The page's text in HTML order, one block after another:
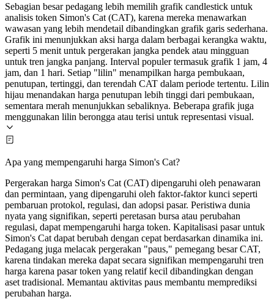
Sebagian besar pedagang lebih memilih grafik candlestick untuk
analisis token Simon's Cat (CAT), karena mereka menawarkan
wawasan yang lebih mendetail dibandingkan grafik garis sederhana.
Grafik ini menunjukkan aksi harga dalam berbagai kerangka waktu,
seperti 5 menit untuk pergerakan jangka pendek atau mingguan
untuk tren jangka panjang. Interval populer termasuk grafik 1 jam, 4
jam, dan 1 hari. Setiap "lilin" menampilkan harga pembukaan,
penutupan, tertinggi, dan terendah CAT dalam periode tertentu. Lilin
hijau menandakan harga penutupan lebih tinggi dari pembukaan,
sementara merah menunjukkan sebaliknya. Beberapa grafik juga
menggunakan lilin berongga atau terisi untuk representasi visual.
Apa yang mempengaruhi harga Simon's Cat?
Pergerakan harga Simon's Cat (CAT) dipengaruhi oleh penawaran
dan permintaan, yang dipengaruhi oleh faktor-faktor kunci seperti
pembaruan protokol, regulasi, dan adopsi pasar. Peristiwa dunia
nyata yang signifikan, seperti peretasan bursa atau perubahan
regulasi, dapat mempengaruhi harga token. Kapitalisasi pasar untuk
Simon's Cat dapat berubah dengan cepat berdasarkan dinamika ini.
Pedagang juga melacak pergerakan "paus," pemegang besar CAT,
karena tindakan mereka dapat secara signifikan mempengaruhi tren
harga karena pasar token yang relatif kecil dibandingkan dengan
aset tradisional. Memantau aktivitas paus membantu memprediksi
perubahan harga.